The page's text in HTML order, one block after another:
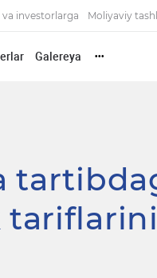
investorlarga Moliyaviy
Galereya •••